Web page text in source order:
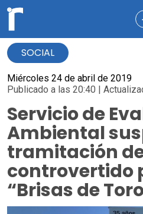
SOCIAL
Miércoles 24 de abril de 2019
Publicado a las 20:40 |
Servicio de
Ambiental
tramitación
controvertido
“Brisas de